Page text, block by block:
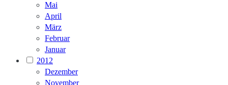
Mai
April
März
Februar
Januar
2012
Dezember
November